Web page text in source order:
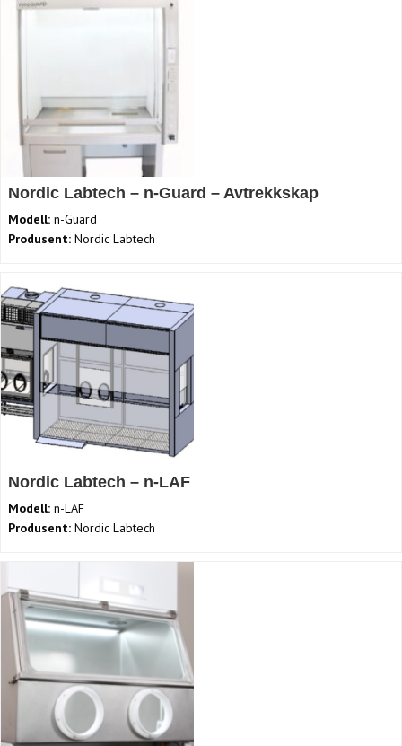
Nordic Labtech – n-Guard – Avtrekkskap
Modell: n-Guard
Produsent: Nordic Labtech
Nordic Labtech – n-LAF
Modell: n-LAF
Produsent: Nordic Labtech